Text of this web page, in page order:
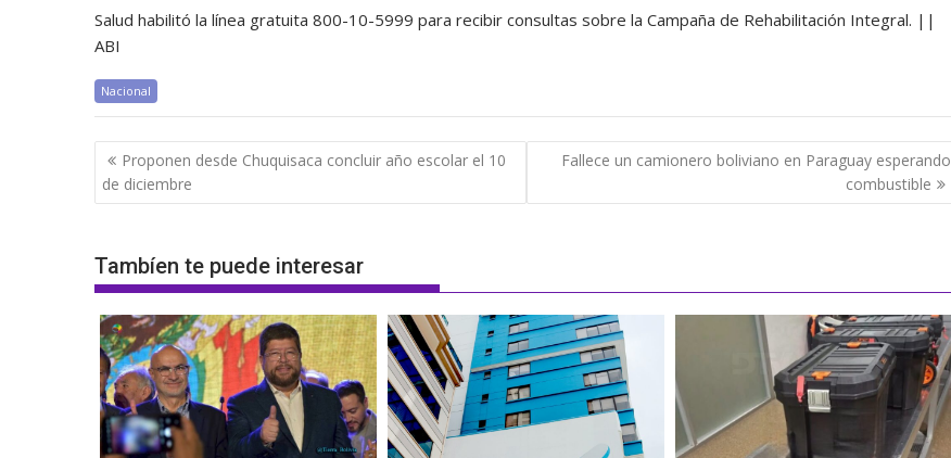
Salud habilitó la línea gratuita 800-10-5999 para recibir consultas sobre la Campaña de Rehabilitación Integral. ||
ABI
Nacional
Navegación
de
entradas
Proponen desde Chuquisaca concluir año escolar el 10
de diciembre
Fallece un camionero boliviano en Paraguay esperando
combustible
Tambíen te puede interesar